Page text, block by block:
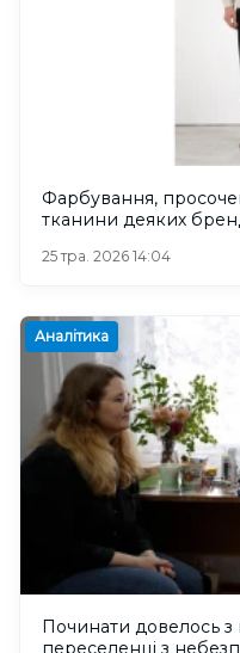
Фарбування,
тканини деяких
25 тра. 2026 14:04
Аналітика
Починати довелось з
переселенці з